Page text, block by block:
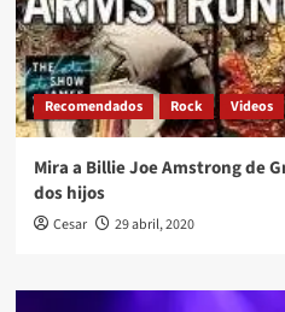
Recomendados Rock Videos
Mira a Billie Joe Amstrong de
dos hijos
Cesar 29 abril, 2020